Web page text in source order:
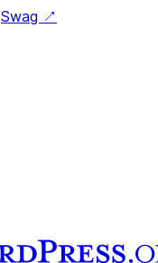
Swag ↗